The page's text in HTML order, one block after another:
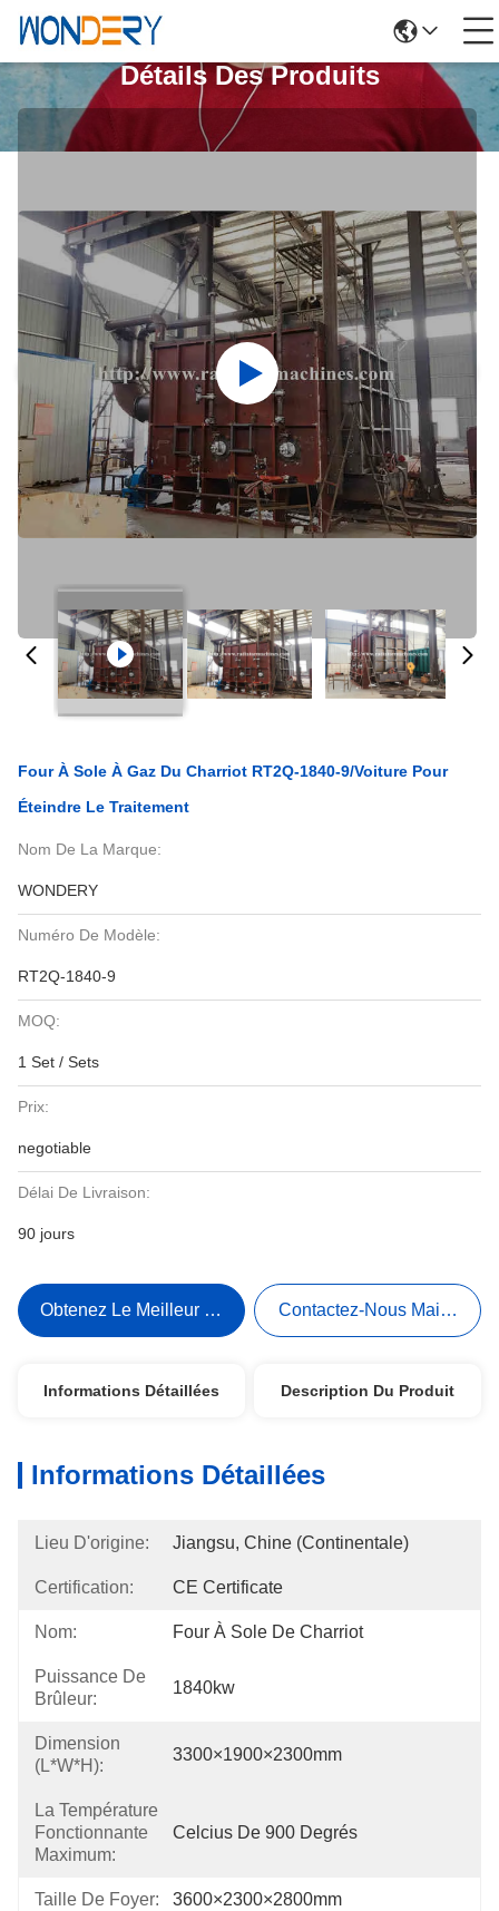
Détails Des Produits
Four À Sole À Gaz Du Charriot RT2Q-1840-9/voiture Pour
Éteindre Le Traitement
Nom De La Marque:
WONDERY
Numéro De Modèle:
RT2Q-1840-9
MOQ:
1 Set / Sets
Prix:
negotiable
Délai De Livraison:
90 jours
Obtenez Le Meilleur Prix Contactez-Nous Maintenant
Informations Détaillées Description Du Produit
Informations Détaillées
Lieu D'origine: Jiangsu, Chine (continentale)
Certification: CE Certificate
Nom: Four À Sole De Charriot
Puissance De
Brûleur:
1840kw
Dimension
(L*W*H):
3300×1900×2300mm
La Température
Fonctionnante
Maximum:
Celcius De 900 Degrés
Taille De Foyer: 3600×2300×2800mm